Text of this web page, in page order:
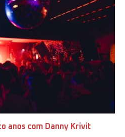
anos com Danny Krivit